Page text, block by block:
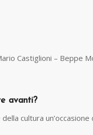
Castiglioni – Beppe
avanti?
cultura